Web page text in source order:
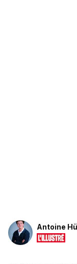
Antoine